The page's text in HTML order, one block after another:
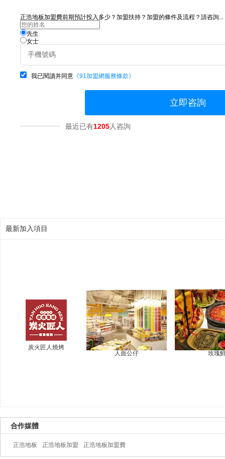
正浩地板加盟費前期預計投入多少？加盟扶持？加盟的條件及流程？請咨詢...
先生
女士
我已閱讀并同意 《91加盟網服務條款》
立即咨詢
最近已有1205人咨詢
最新加入項目
炭火匠人燒烤
人面公仔
玫瑰
合作媒體
正浩地板 正浩地板加盟 正浩地板加盟費